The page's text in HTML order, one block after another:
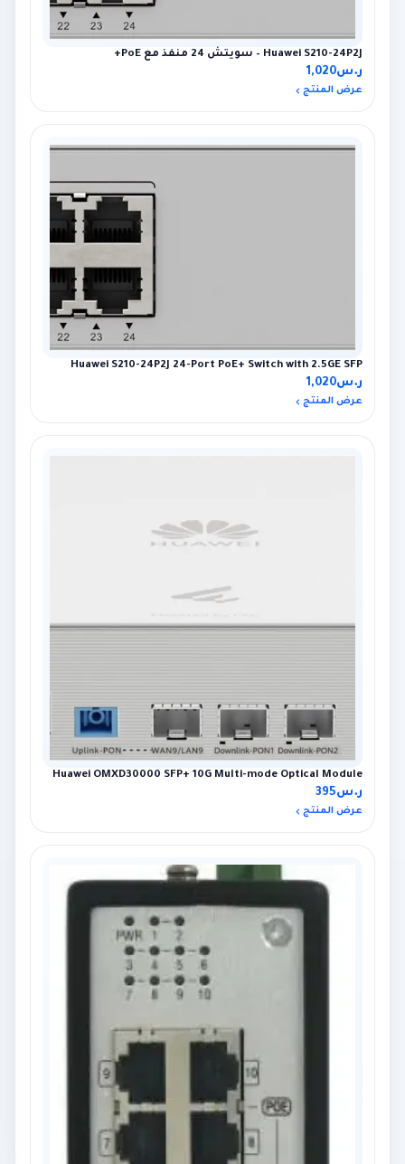
Huawei S210-24P2J – سويتش 24 منفذ مع PoE+
ر.س1,020
عرض المنتج
Huawei S210-24P2J 24-Port PoE+ Switch with 2.5GE SFP
ر.س1,020
عرض المنتج
Huawei OMXD30000 SFP+ 10G Multi-mode Optical Module
ر.س395
عرض المنتج
عميل اشترى للتو
Hikvision DS-PDCL12-EG2-WB حساس PIR ستائري لاسلكي